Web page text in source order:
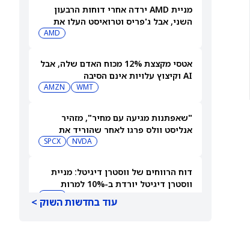
מניית AMD ירדה אחרי דוחות הרבעון
השני, אבל ג'פריס וטרואיסט העלו את
AMD
אטסי מקצצת 12% מכוח האדם שלה, אבל
AI וקיצוץ עלויות אינם הסיבה
WMT
AMZN
"שאפתנות מגיעה עם מחיר", מזהיר
אנליסט וולס פרגו לאחר שהוריד את
מחיר היעד למניית אנבידיה (אנבידיה)
NVDA
SPCX
דוח הרווחים של ווסטרן דיגיטל: מניית
ווסטרן דיגיטל יורדת ב-10% למרות
עוד בחדשות השוק >